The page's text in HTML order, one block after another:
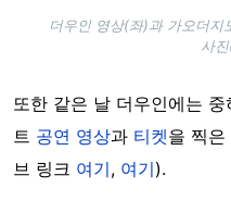
더우인 영상(좌)과 가오더지
사
또한 같은 날 더우인에는
트 공연 영상과 티켓을 찍은
브 링크 여기, 여기).